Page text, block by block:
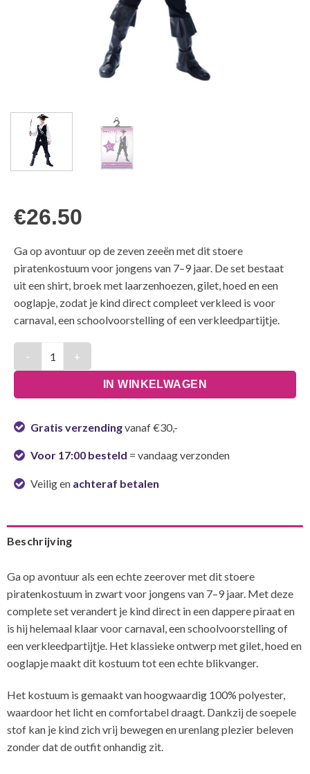
€26.50
Ga op avontuur op de zeven zeeën met dit stoere
piratenkostuum voor jongens van 7–9 jaar. De set bestaat
uit een shirt, broek met laarzenhoezen, gilet, hoed en een
ooglapje, zodat je kind direct compleet verkleed is voor
carnaval, een schoolvoorstelling of een verkleedpartijtje.
IN WINKELWAGEN
Gratis verzendingvanaf €30,-
Voor 17:00 besteld = vandaag verzonden
Veilig en achteraf betalen
Beschrijving
Ga op avontuur als een echte zeerover met dit stoere
piratenkostuum in zwart voor jongens van 7–9 jaar. Met deze
complete set verandert je kind direct in een dappere piraat en
is hij helemaal klaar voor carnaval, een schoolvoorstelling of
een verkleedpartijtje. Het klassieke ontwerp met gilet, hoed en
ooglapje maakt dit kostuum tot een echte blikvanger.
Het kostuum is gemaakt van hoogwaardig 100% polyester,
waardoor het licht en comfortabel draagt. Dankzij de soepele
stof kan je kind zich vrij bewegen en urenlang plezier beleven
zonder dat de outfit onhandig zit.